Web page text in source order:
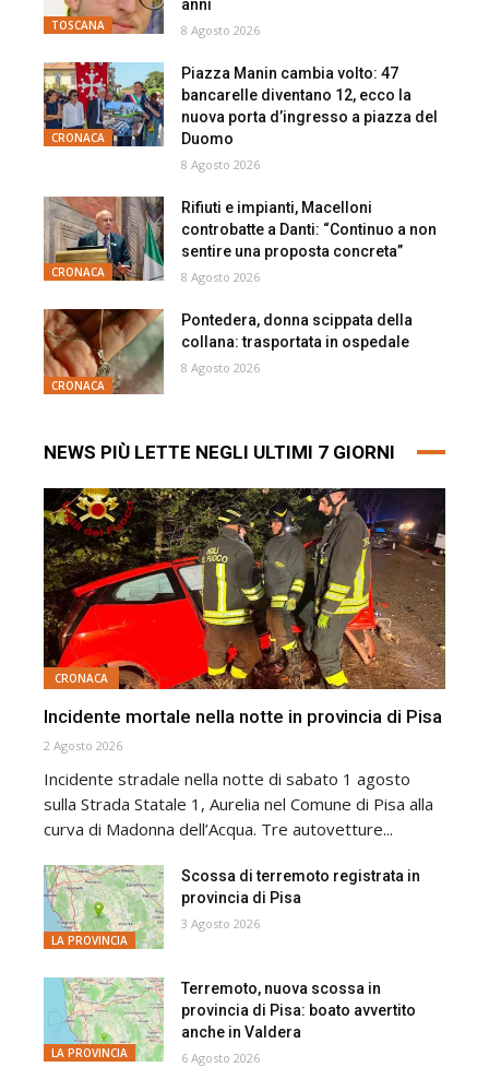
TOSCANA
anni
8 Agosto 2026
CRONACA
Piazza Manin cambia volto: 47
bancarelle diventano 12, ecco la
nuova porta d’ingresso a piazza del
Duomo
8 Agosto 2026
CRONACA
Rifiuti e impianti, Macelloni
controbatte a Danti: “Continuo a non
sentire una proposta concreta”
8 Agosto 2026
CRONACA
Pontedera, donna scippata della
collana: trasportata in ospedale
8 Agosto 2026
NEWS PIÙ LETTE NEGLI ULTIMI 7 GIORNI
CRONACA
Incidente mortale nella notte in provincia di Pisa
2 Agosto 2026
Incidente stradale nella notte di sabato 1 agosto
sulla Strada Statale 1, Aurelia nel Comune di Pisa alla
curva di Madonna dell’Acqua. Tre autovetture...
LA PROVINCIA
Scossa di terremoto registrata in
provincia di Pisa
3 Agosto 2026
LA PROVINCIA
Terremoto, nuova scossa in
provincia di Pisa: boato avvertito
anche in Valdera
6 Agosto 2026